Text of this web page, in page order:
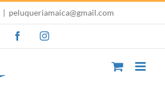
| peluqueriamaica@gmail.com
FacebookInstagram